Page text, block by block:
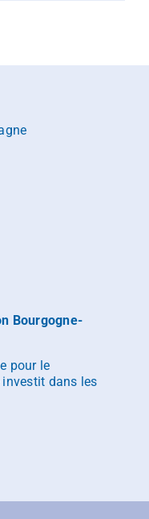
Bourgogne-
pour le
investit dans les